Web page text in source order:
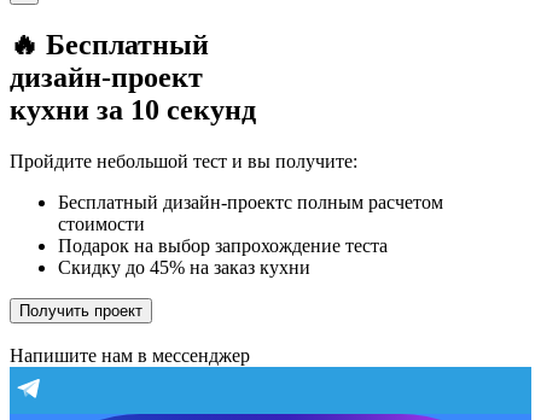
🔥 Бесплатный
дизайн-проект
кухни за 10 секунд
Пройдите небольшой тест и вы получите:
Бесплатный дизайн-проектс полным расчетом
стоимости
Подарок на выбор запрохождение теста
Скидку до 45% на заказ кухни
Получить проект
Напишите нам в мессенджер